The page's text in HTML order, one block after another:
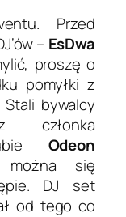
Przed
– EsDwa
proszę o
pomyłki z
Stali bywalcy
członka
Odeon
można się
DJ set
od tego co